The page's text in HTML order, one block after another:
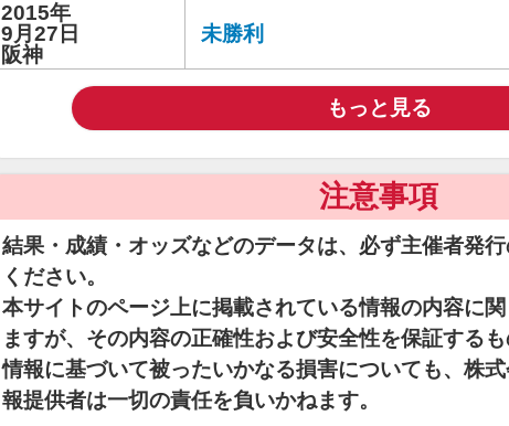
2015年
9月27日
阪神
未勝利
もっと見る
注意事項
結果・成績・オッズなどのデータは、必ず主催者発
ください。
本サイトのページ上に掲載されている情報の内容に
ますが、その内容の正確性および安全性を保証する
情報に基づいて被ったいかなる損害についても、株
報提供者は一切の責任を負いかねます。